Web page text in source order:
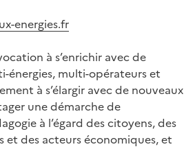
energies.fr
à s’enrichir avec de
énergies, multi-opérateurs et
à s’élargir avec de nouveaux
une démarche de
à l’égard des citoyens, des
des acteurs économiques, et